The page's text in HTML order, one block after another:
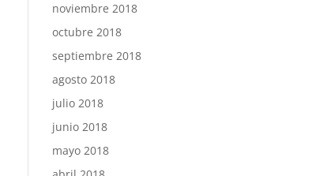
noviembre 2018
octubre 2018
septiembre 2018
agosto 2018
julio 2018
junio 2018
mayo 2018